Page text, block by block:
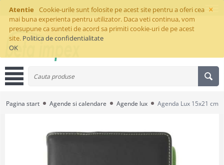
×
Atentie
Cookie-urile sunt folosite pe acest site pentru a oferi cea
mai buna experienta pentru utilizator. Daca veti continua, vom
presupune ca sunteti de acord sa primiti cookie-uri de pe acest
site. Politica de confidentialitate
OK
Pagina start Agende si calendare Agende lux Agenda Lux 15x21 cm